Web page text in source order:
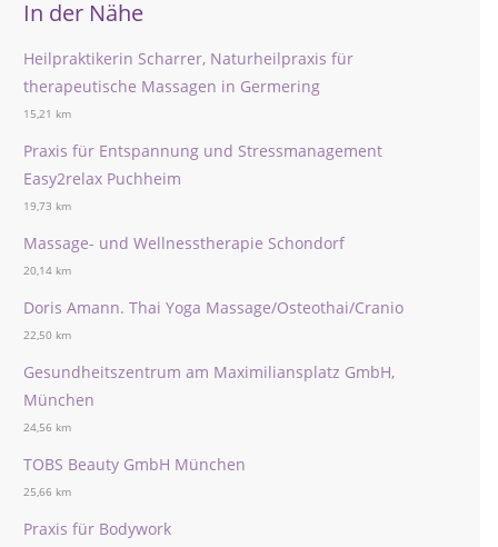
In der Nähe
Heilpraktikerin Scharrer, Naturheilpraxis für
therapeutische Massagen in Germering
15,21 km
Praxis für Entspannung und Stressmanagement
Easy2relax Puchheim
19,73 km
Massage- und Wellnesstherapie Schondorf
20,14 km
Doris Amann. Thai Yoga Massage/Osteothai/Cranio
22,50 km
Gesundheitszentrum am Maximiliansplatz GmbH,
München
24,56 km
TOBS Beauty GmbH München
25,66 km
Praxis für Bodywork